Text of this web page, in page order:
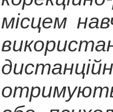
місцем